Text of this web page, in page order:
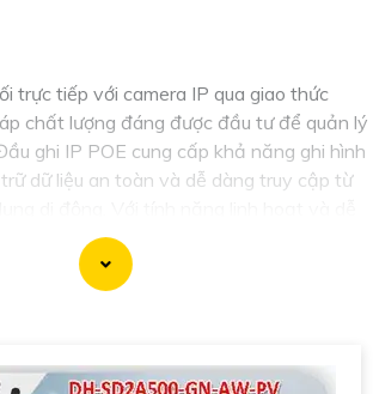
trực tiếp với camera IP qua giao thức
chất lượng đáng được đầu tư để quản lý
ghi IP POE cung cấp khả năng ghi hình
dữ liệu an toàn và dễ dàng truy cập từ
thống mạng hiện có. Hãy trải nghiệm
với chất lượng cao mà giá cả phải chăng